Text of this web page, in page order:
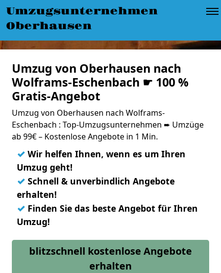
Umzugsunternehmen
Oberhausen
Umzug von Oberhausen nach
Wolframs-Eschenbach ☛ 100 %
Gratis-Angebot
Umzug von Oberhausen nach Wolframs-
Eschenbach : Top-Umzugsunternehmen ➨ Umzüge
ab 99€ – Kostenlose Angebote in 1 Min.
✓ Wir helfen Ihnen, wenn es um Ihren
Umzug geht!
✓ Schnell & unverbindlich Angebote
erhalten!
✓ Finden Sie das beste Angebot für Ihren
Umzug!
blitzschnell kostenlose Angebote
erhalten